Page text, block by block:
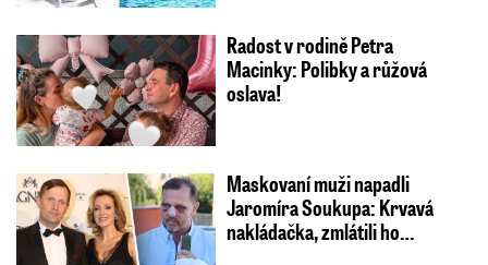
Radost v rodině Petra
Macinky: Polibky a růžová
oslava!
Maskovaní muži napadli
Jaromíra Soukupa: Krvavá
nakládačka, zmlátili ho…